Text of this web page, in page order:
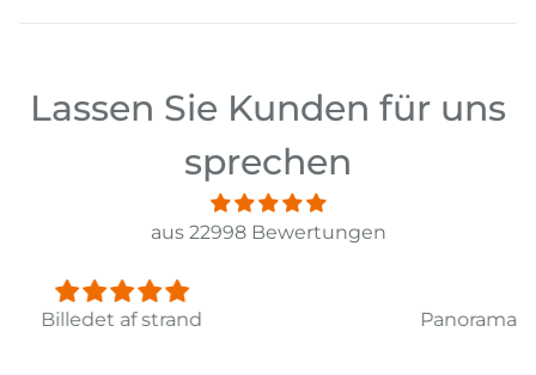
Lassen Sie Kunden für uns
sprechen
aus 22998 Bewertungen
Panorama Leinwandbild 3-teilig Old Pier Ii